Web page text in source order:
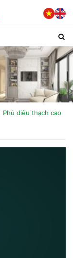
Phù điêu thạch cao